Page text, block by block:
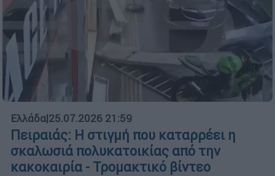
Ελλάδα|25.07.2026 21:59
Πειραιάς: Η στιγμή που καταρρέει η
σκαλωσιά πολυκατοικίας από την
κακοκαιρία - Τρομακτικό βίντεο